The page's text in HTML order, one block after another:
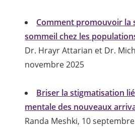
Comment promouvoir la
sommeil chez les
Dr. Hrayr Attarian et Dr.
novembre 2025
Briser la stigmatisation
mentale des nouveaux
Randa Meshki, 10